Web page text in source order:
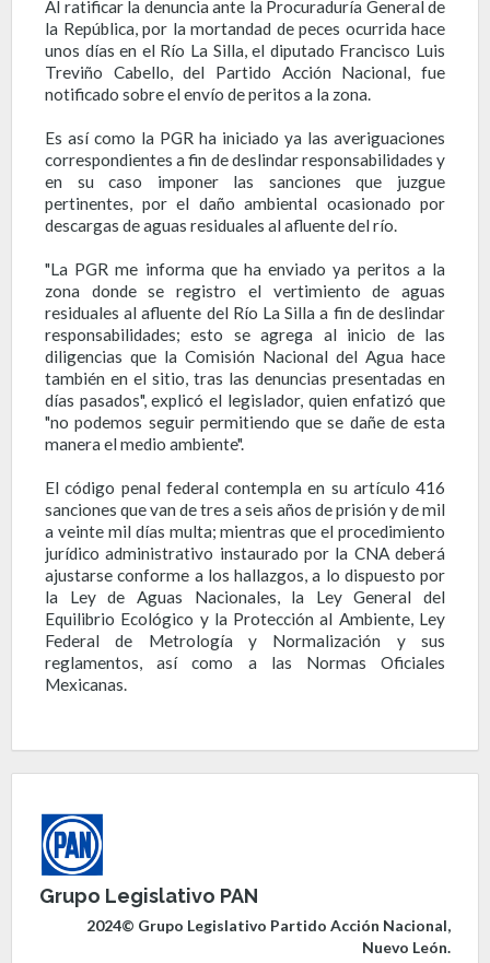
Al ratificar la denuncia ante la Procuraduría General de
la República, por la mortandad de peces ocurrida hace
unos días en el Río La Silla, el diputado Francisco Luis
Treviño Cabello, del Partido Acción Nacional, fue
notificado sobre el envío de peritos a la zona.
Es así como la PGR ha iniciado ya las averiguaciones
correspondientes a fin de deslindar responsabilidades y
en su caso imponer las sanciones que juzgue
pertinentes, por el daño ambiental ocasionado por
descargas de aguas residuales al afluente del río.
"La PGR me informa que ha enviado ya peritos a la
zona donde se registro el vertimiento de aguas
residuales al afluente del Río La Silla a fin de deslindar
responsabilidades; esto se agrega al inicio de las
diligencias que la Comisión Nacional del Agua hace
también en el sitio, tras las denuncias presentadas en
días pasados", explicó el legislador, quien enfatizó que
"no podemos seguir permitiendo que se dañe de esta
manera el medio ambiente".
El código penal federal contempla en su artículo 416
sanciones que van de tres a seis años de prisión y de mil
a veinte mil días multa; mientras que el procedimiento
jurídico administrativo instaurado por la CNA deberá
ajustarse conforme a los hallazgos, a lo dispuesto por
la Ley de Aguas Nacionales, la Ley General del
Equilibrio Ecológico y la Protección al Ambiente, Ley
Federal de Metrología y Normalización y sus
reglamentos, así como a las Normas Oficiales
Mexicanas.
Grupo Legislativo PAN
2024© Grupo Legislativo Partido Acción Nacional,
Nuevo León.